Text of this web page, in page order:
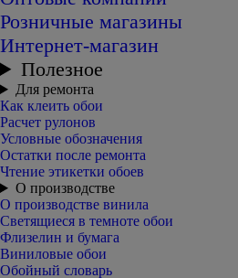
Розничные магазины
Интернет-магазин
Полезное
Для ремонта
Как клеить обои
Расчет рулонов
Условные обозначения
Остатки после ремонта
Чтение этикетки обоев
О производстве
О производстве винила
Светящиеся в темноте обои
Флизелин и бумага
Виниловые обои
Обойный словарь